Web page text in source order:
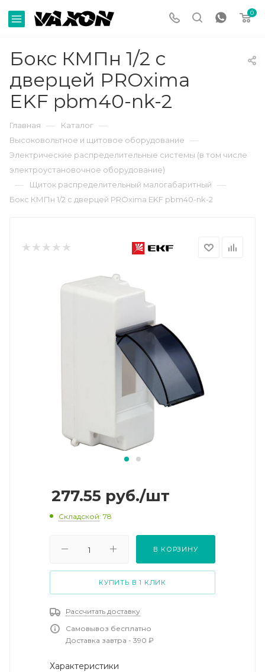
0
Бокс КМПн 1/2 с
дверцей PROxima
EKF pbm40-nk-2
Главная — Каталог —
Высоковольтное и щитовое оборудование —
Электрические распределительные системы (в том числе
электроустановочное оборудование)
— Щиток распределительный малогабаритный —
Бокс КМПн 1/2 с дверцей PROxima EKF pbm40-nk-2
277.55 руб./шт
Складской: 78
В КОРЗИНУ
КУПИТЬ В 1 КЛИК
Рассчитать доставку
Самовывоз бесплатно
Доставка завтра - 390 ₽
Характеристики